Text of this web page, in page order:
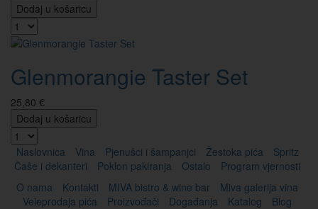
Dodaj u košaricu
Glenmorangie Taster Set
25,80 €
Dodaj u košaricu
Naslovnica Vina Pjenušci i šampanjci Žestoka pića
Spritz
Čaše i dekanteri
Poklon pakiranja Ostalo
Program vjernosti
O nama
Kontakti MIVA bistro & wine bar
Miva galerija vina
Veleprodaja pića
Proizvođači Događanja Katalog Blog